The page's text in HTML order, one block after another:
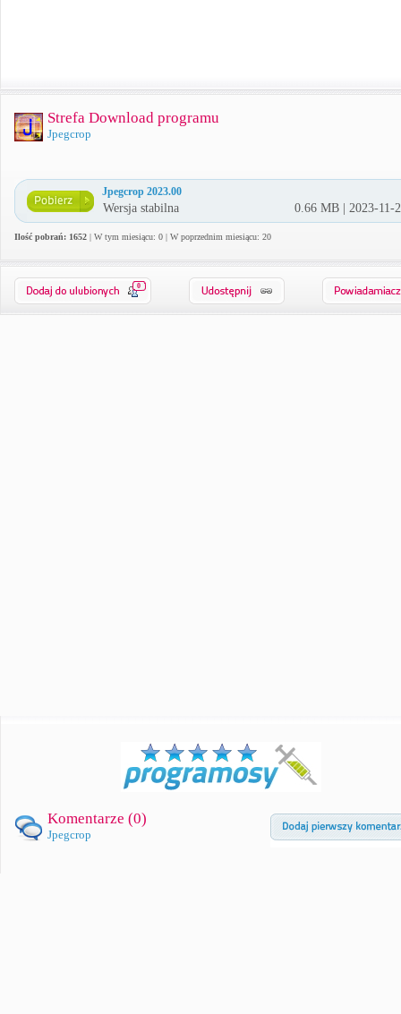
Strefa Download programu
Jpegcrop
Jpegcrop 2023.00
Wersja stabilna 0.66 MB | 2023-11-
Ilość pobrań: 1652 | W tym miesiącu: 0 | W poprzednim miesiącu: 20
0
Komentarze (0)
Jpegcrop